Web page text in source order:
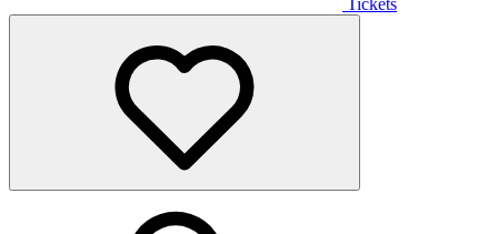
Tickets